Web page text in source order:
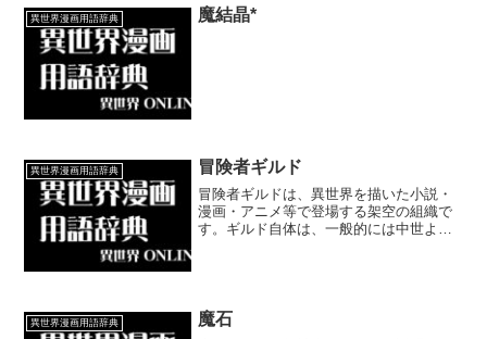
異世界漫画用語辞典 魔結晶*
異世界漫画用語辞典 冒険者ギルド
冒険者ギルドは、異世界を描いた小説・
漫画・アニメ等で登場する架空の組織で
す。ギルド自体は、一般的には中世より
異世界漫画用語辞典 魔石